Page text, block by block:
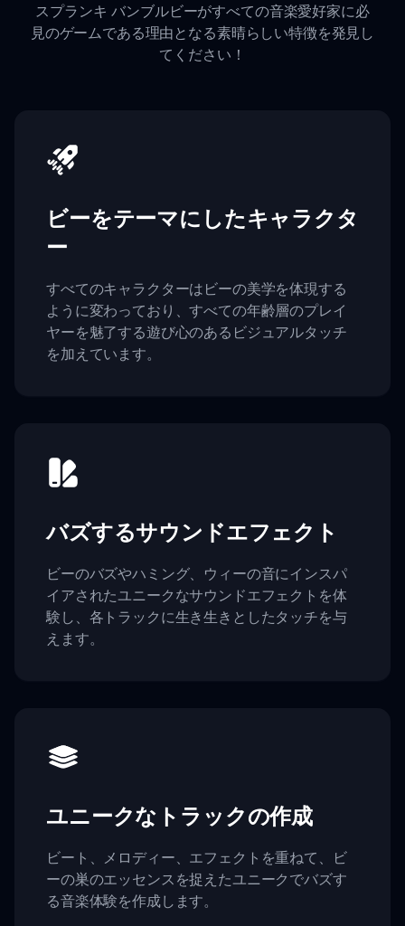
スプランキ バンブルビーがすべての音楽愛好家に必
見のゲームである理由となる素晴らしい特徴を発見し
てください！
ビーをテーマにしたキャラクタ
ー
すべてのキャラクターはビーの美学を体現する
ように変わっており、すべての年齢層のプレイ
ヤーを魅了する遊び心のあるビジュアルタッチ
を加えています。
バズするサウンドエフェクト
ビーのバズやハミング、ウィーの音にインスパ
イアされたユニークなサウンドエフェクトを体
験し、各トラックに生き生きとしたタッチを与
えます。
ユニークなトラックの作成
ビート、メロディー、エフェクトを重ねて、ビ
ーの巣のエッセンスを捉えたユニークでバズす
る音楽体験を作成します。